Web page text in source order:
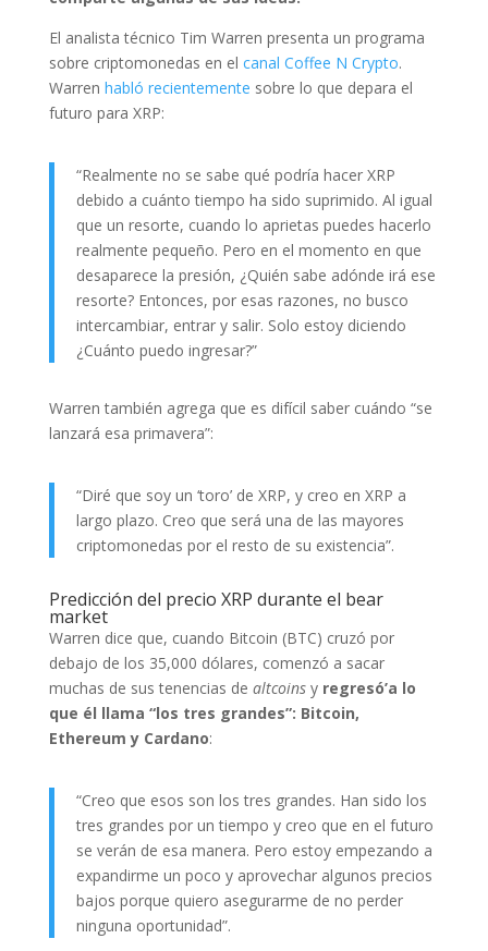
El analista técnico Tim Warren presenta un programa
sobre criptomonedas en el canal Coffee N Crypto.
Warren habló recientemente sobre lo que depara el
futuro para XRP:
“Realmente no se sabe qué podría hacer XRP
debido a cuánto tiempo ha sido suprimido. Al igual
que un resorte, cuando lo aprietas puedes hacerlo
realmente pequeño. Pero en el momento en que
desaparece la presión, ¿Quién sabe adónde irá ese
resorte? Entonces, por esas razones, no busco
intercambiar, entrar y salir. Solo estoy diciendo
¿Cuánto puedo ingresar?”
Warren también agrega que es difícil saber cuándo “se
lanzará esa primavera”:
“Diré que soy un ‘toro’ de XRP, y creo en XRP a
largo plazo. Creo que será una de las mayores
criptomonedas por el resto de su existencia”.
Predicción del precio XRP durante el bear
market
Warren dice que, cuando Bitcoin (BTC) cruzó por
debajo de los 35,000 dólares, comenzó a sacar
muchas de sus tenencias de altcoinsy regresó’a lo
que él llama “los tres grandes”: Bitcoin,
Ethereum y Cardano:
“Creo que esos son los tres grandes. Han sido los
tres grandes por un tiempo y creo que en el futuro
se verán de esa manera. Pero estoy empezando a
expandirme un poco y aprovechar algunos precios
bajos porque quiero asegurarme de no perder
ninguna oportunidad”.